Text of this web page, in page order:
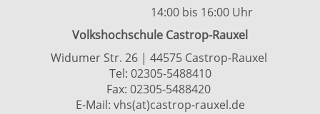
14:00 bis 16:00 Uhr
Volkshochschule Castrop-Rauxel
Widumer Str. 26 | 44575 Castrop-Rauxel
Tel: 02305-5488410
Fax: 02305-5488420
E-Mail: vhs(at)castrop-rauxel.de